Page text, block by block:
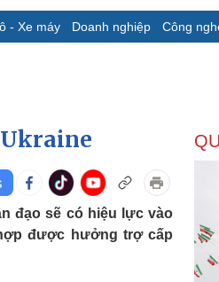
- Xe máy Doanh nghiệp Công
máy
Doanh nghiệp
Thông tin
Doanh nghiệp
Doanh nhân
đạo sẽ có hiệu lực vào
được hưởng trợ cấp